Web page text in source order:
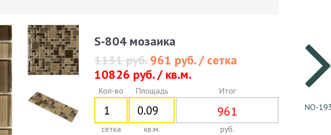
NO-
S-804 мозаика
1131 руб.961 руб. / сетка
10826 руб. / кв.м.
Кол-во
сетка
Площадь
кв.м.
Итог
961
руб.